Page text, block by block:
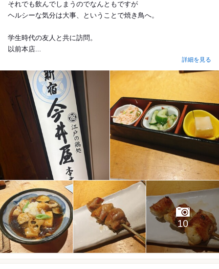
それでも飲んでしまうのでなんともですが
ヘルシーな気分は大事、ということで焼き鳥へ。
学生時代の友人と共に訪問。
以前本店...
詳細を見る
10